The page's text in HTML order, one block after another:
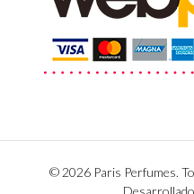
© 2026 Paris Perfumes.